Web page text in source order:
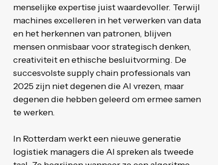
menselijke expertise juist waardevoller. Terwijl
machines excelleren in het verwerken van data
en het herkennen van patronen, blijven
mensen onmisbaar voor strategisch denken,
creativiteit en ethische besluitvorming. De
succesvolste supply chain professionals van
2025 zijn niet degenen die AI vrezen, maar
degenen die hebben geleerd om ermee samen
te werken.
In Rotterdam werkt een nieuwe generatie
logistiek managers die AI spreken als tweede